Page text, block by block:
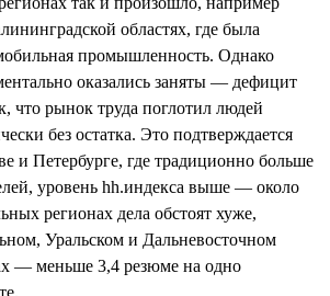
областях, где была
промышленность. Однако
оказались заняты — дефицит
что рынок труда поглотил людей
без остатка. Это подтверждается
и Петербурге, где традиционно больше
уровень hh.индекса выше — около
регионах дела обстоят хуже,
Уральском и Дальневосточном
— меньше 3,4 резюме на одно